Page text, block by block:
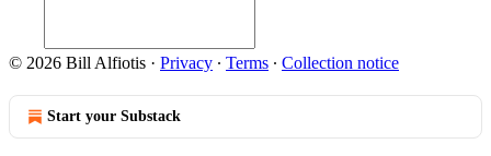
© 2026 Bill Alfiotis · Privacy ∙ Terms ∙ Collection notice
Start your Substack